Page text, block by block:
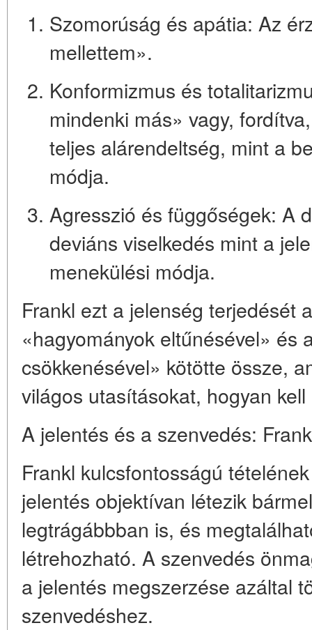
Szomorúság és apátia: Az
mellettem».
Konformizmus és
mindenki más» vagy,
teljes alárendeltség, mint a
módja.
Agresszió és függőségek: A
deviáns viselkedés mint a
menekülési módja.
Frankl ezt a jelenség terjedését
«hagyományok eltűnésével» és
csökkenésével» kötötte össze,
világos utasításokat, hogyan kell
A jelentés és a szenvedés:
Frankl kulcsfontosságú
jelentés objektívan létezik
legtrágábbban is, és
létrehozható. A szenvedés
a jelentés megszerzése azáltal
szenvedéshez.